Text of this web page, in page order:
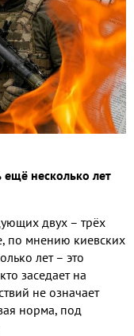
несколько лет
двух – трёх
по мнению киевских
лет – это
заседает на
не означает
норма, под